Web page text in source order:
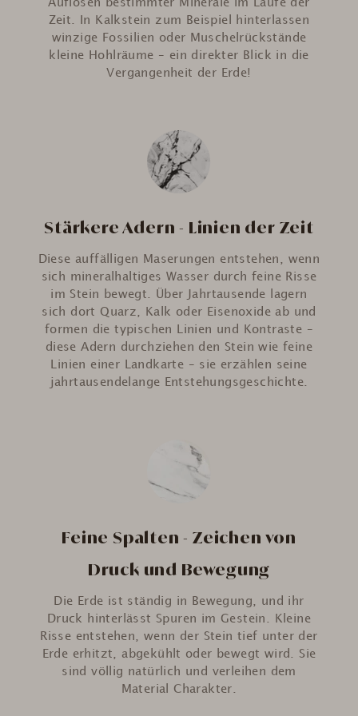
Auflösen bestimmter Minerale im Laufe der
Zeit. In Kalkstein zum Beispiel hinterlassen
winzige Fossilien oder Muschelrückstände
kleine Hohlräume – ein direkter Blick in die
Vergangenheit der Erde!
Stärkere Adern - Linien der Zeit
Diese auffälligen Maserungen entstehen, wenn
sich mineralhaltiges Wasser durch feine Risse
im Stein bewegt. Über Jahrtausende lagern
sich dort Quarz, Kalk oder Eisenoxide ab und
formen die typischen Linien und Kontraste –
diese Adern durchziehen den Stein wie feine
Linien einer Landkarte – sie erzählen seine
jahrtausendelange Entstehungsgeschichte.
Feine Spalten - Zeichen von
Druck und Bewegung
Die Erde ist ständig in Bewegung, und ihr
Druck hinterlässt Spuren im Gestein. Kleine
Risse entstehen, wenn der Stein tief unter der
Erde erhitzt, abgekühlt oder bewegt wird. Sie
sind völlig natürlich und verleihen dem
Material Charakter.